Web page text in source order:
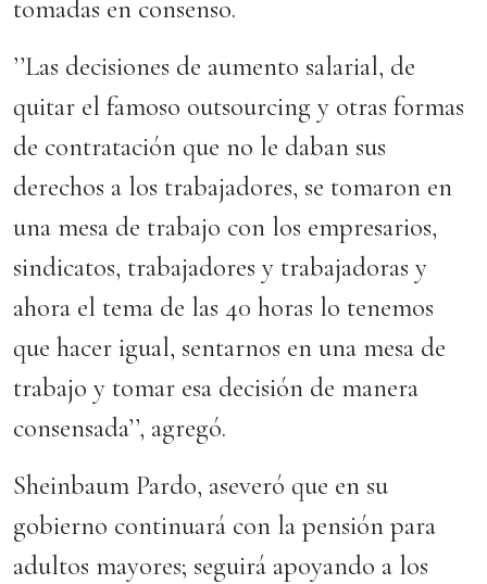
tomadas en consenso.
’’Las decisiones de aumento salarial, de
quitar el famoso outsourcing y otras formas
de contratación que no le daban sus
derechos a los trabajadores, se tomaron en
una mesa de trabajo con los empresarios,
sindicatos, trabajadores y trabajadoras y
ahora el tema de las 40 horas lo tenemos
que hacer igual, sentarnos en una mesa de
trabajo y tomar esa decisión de manera
consensada’’, agregó.
Sheinbaum Pardo, aseveró que en su
gobierno continuará con la pensión para
adultos mayores; seguirá apoyando a los